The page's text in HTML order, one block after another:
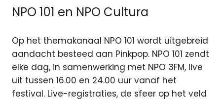
NPO 101 en NPO Cultura
Op het themakanaal NPO 101 wordt uitgebreid
aandacht besteed aan Pinkpop. NPO 101 zendt
elke dag, in samenwerking met NPO 3FM, live
uit tussen 16.00 en 24.00 uur vanaf het
festival. Live-registraties, de sfeer op het veld